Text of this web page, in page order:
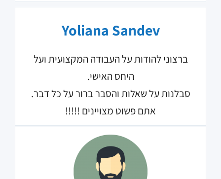
Yoliana Sandev
ברצוני להודות על העבודה המקצועית ועל
היחס האישי.
סבלנות על שאלות והסבר ברור על כל דבר.
אתם פשוט מצויינים !!!!!